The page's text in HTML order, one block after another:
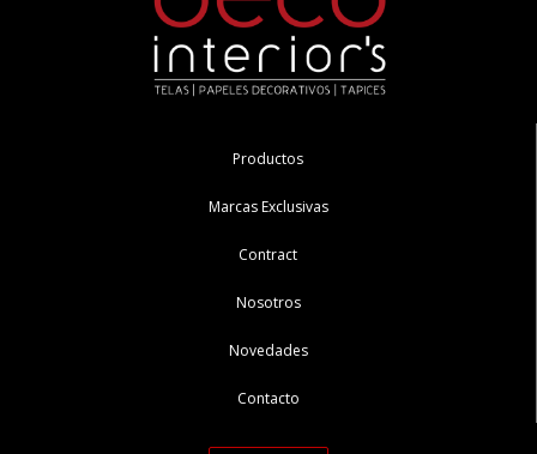
Productos
Marcas Exclusivas
Contract
Nosotros
Novedades
Contacto